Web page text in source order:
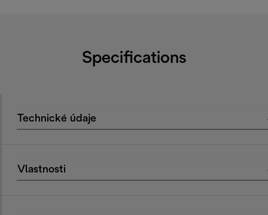
Specifications
Technické údaje
Vlastnosti